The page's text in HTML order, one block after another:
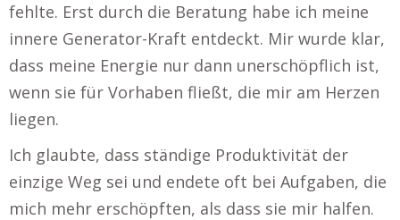
fehlte. Erst durch die Beratung habe ich meine
innere Generator-Kraft entdeckt. Mir wurde klar,
dass meine Energie nur dann unerschöpflich ist,
wenn sie für Vorhaben fließt, die mir am Herzen
liegen.
Ich glaubte, dass ständige Produktivität der
einzige Weg sei und endete oft bei Aufgaben, die
mich mehr erschöpften, als dass sie mir halfen.